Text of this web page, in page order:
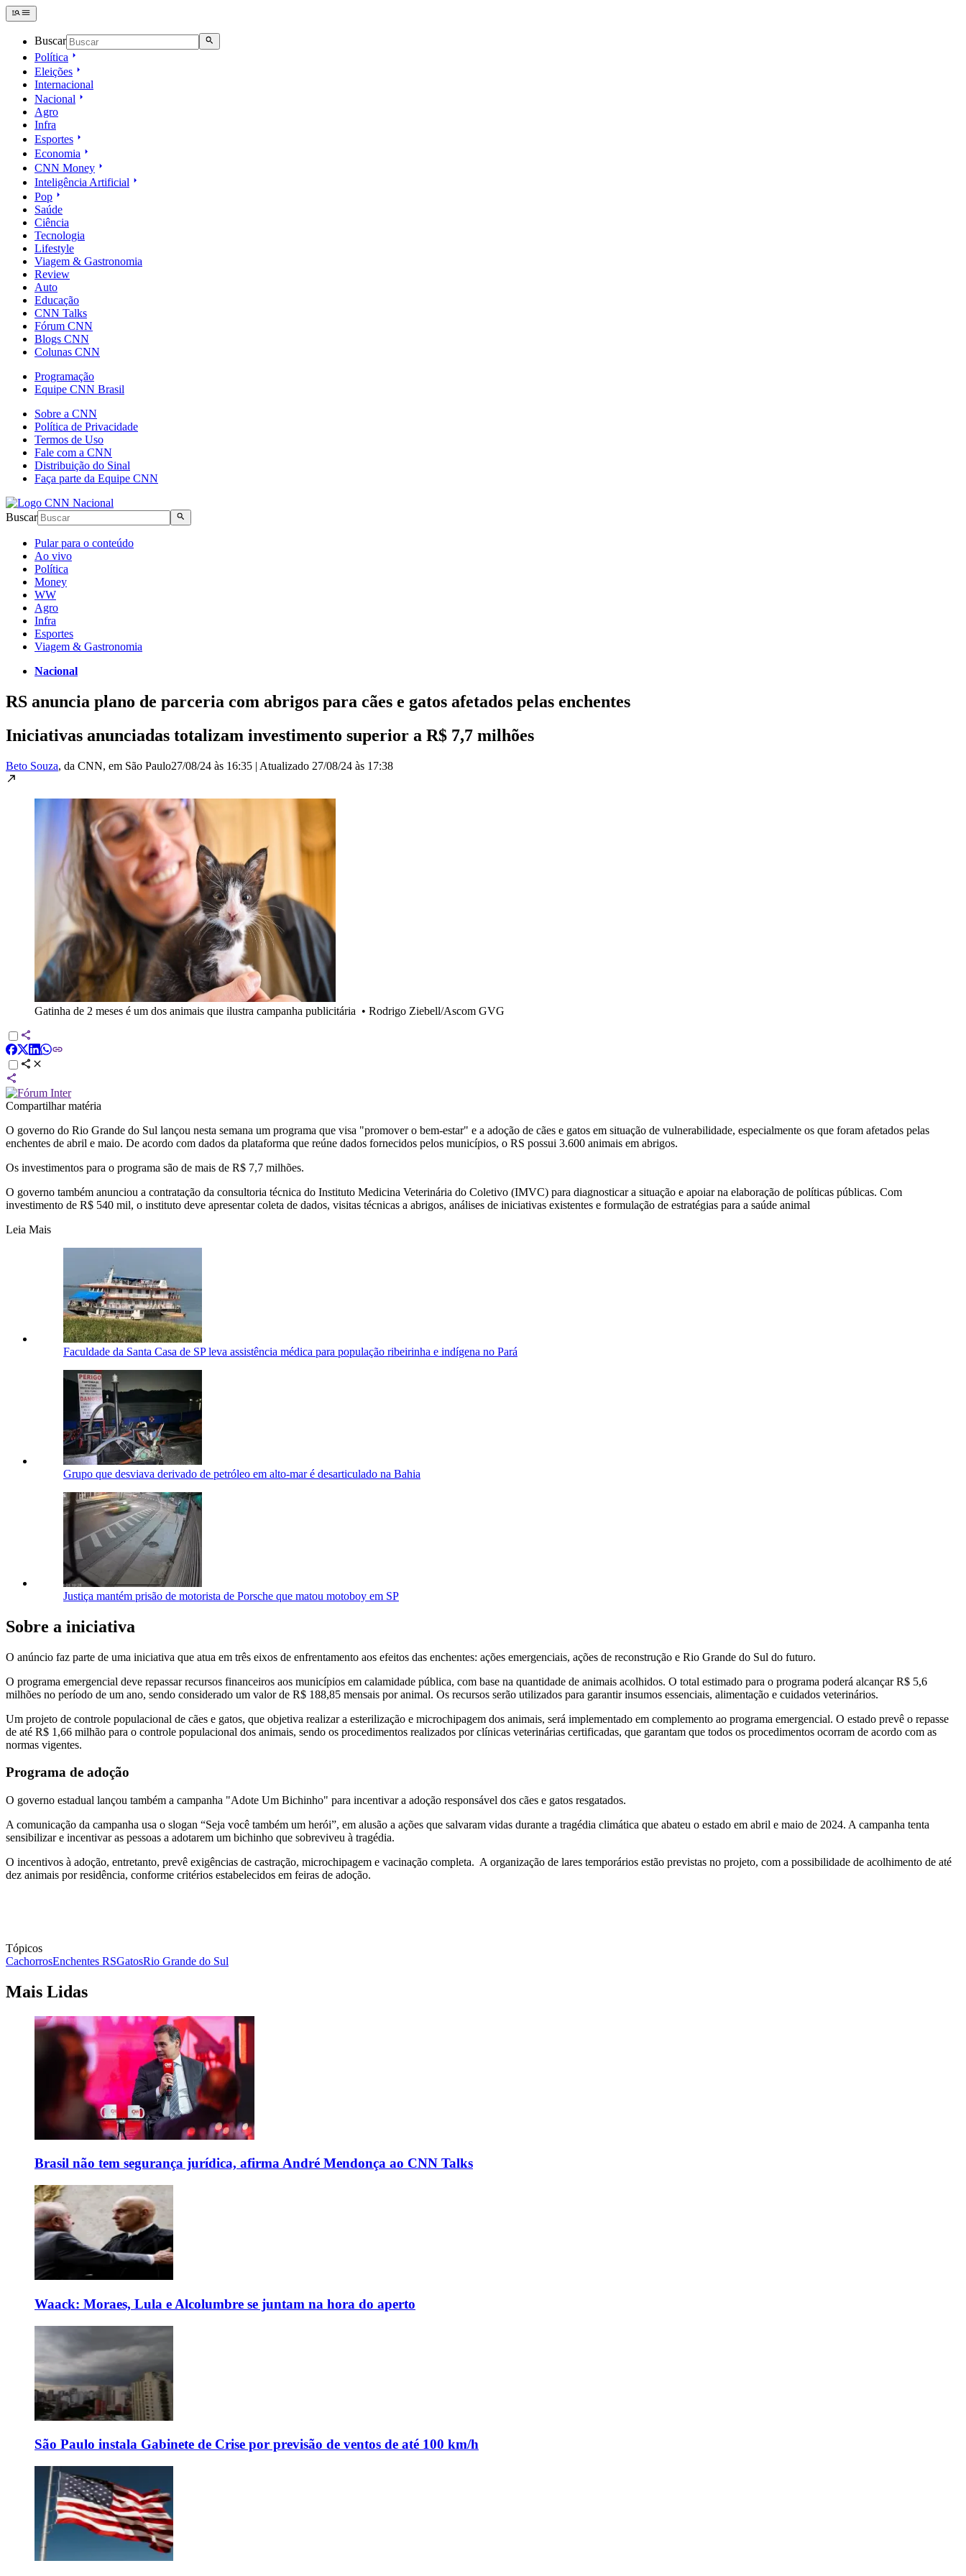
Buscar
Política
Eleições
Internacional
Nacional
Agro
Infra
Esportes
Economia
CNN Money
Inteligência Artificial
Pop
Saúde
Ciência
Tecnologia
Lifestyle
Viagem & Gastronomia
Review
Auto
Educação
CNN Talks
Fórum CNN
Blogs CNN
Colunas CNN
Programação
Equipe CNN Brasil
Sobre a CNN
Política de Privacidade
Termos de Uso
Fale com a CNN
Distribuição do Sinal
Faça parte da Equipe CNN
Buscar
Pular para o conteúdo
Ao vivo
Política
Money
WW
Agro
Infra
Esportes
Viagem & Gastronomia
Nacional
RS anuncia plano de parceria com abrigos para cães e gatos afetados pelas enchentes
Iniciativas anunciadas totalizam investimento superior a R$ 7,7 milhões
Beto Souza, da CNN, em São Paulo27/08/24 às 16:35 | Atualizado 27/08/24 às 17:38
Gatinha de 2 meses é um dos animais que ilustra campanha publicitária • Rodrigo Ziebell/Ascom GVG
Compartilhar matéria
O governo do Rio Grande do Sul lançou nesta semana um programa que visa "promover o bem-estar" e a adoção de cães e gatos em situação de vulnerabilidade, especialmente os que foram afetados pelas
enchentes de abril e maio. De acordo com dados da plataforma que reúne dados fornecidos pelos municípios, o RS possui 3.600 animais em abrigos.
Os investimentos para o programa são de mais de R$ 7,7 milhões.
O governo também anunciou a contratação da consultoria técnica do Instituto Medicina Veterinária do Coletivo (IMVC) para diagnosticar a situação e apoiar na elaboração de políticas públicas. Com
investimento de R$ 540 mil, o instituto deve apresentar coleta de dados, visitas técnicas a abrigos, análises de iniciativas existentes e formulação de estratégias para a saúde animal
Leia Mais
Faculdade da Santa Casa de SP leva assistência médica para população ribeirinha e indígena no Pará
Grupo que desviava derivado de petróleo em alto-mar é desarticulado na Bahia
Justiça mantém prisão de motorista de Porsche que matou motoboy em SP
Sobre a iniciativa
O anúncio faz parte de uma iniciativa que atua em três eixos de enfrentamento aos efeitos das enchentes: ações emergenciais, ações de reconstrução e Rio Grande do Sul do futuro.
O programa emergencial deve repassar recursos financeiros aos municípios em calamidade pública, com base na quantidade de animais acolhidos. O total estimado para o programa poderá alcançar R$ 5,6
milhões no período de um ano, sendo considerado um valor de R$ 188,85 mensais por animal. Os recursos serão utilizados para garantir insumos essenciais, alimentação e cuidados veterinários.
Um projeto de controle populacional de cães e gatos, que objetiva realizar a esterilização e microchipagem dos animais, será implementado em complemento ao programa emergencial. O estado prevê o repasse
de até R$ 1,66 milhão para o controle populacional dos animais, sendo os procedimentos realizados por clínicas veterinárias certificadas, que garantam que todos os procedimentos ocorram de acordo com as
normas vigentes.
Programa de adoção
O governo estadual lançou também a campanha "Adote Um Bichinho" para incentivar a adoção responsável dos cães e gatos resgatados.
A comunicação da campanha usa o slogan “Seja você também um herói”, em alusão a ações que salvaram vidas durante a tragédia climática que abateu o estado em abril e maio de 2024. A campanha tenta
sensibilizar e incentivar as pessoas a adotarem um bichinho que sobreviveu à tragédia.
O incentivos à adoção, entretanto, prevê exigências de castração, microchipagem e vacinação completa. A organização de lares temporários estão previstas no projeto, com a possibilidade de acolhimento de até
dez animais por residência, conforme critérios estabelecidos em feiras de adoção.
Tópicos
CachorrosEnchentes RSGatosRio Grande do Sul
Mais Lidas
Brasil não tem segurança jurídica, afirma André Mendonça ao CNN Talks
Waack: Moraes, Lula e Alcolumbre se juntam na hora do aperto
São Paulo instala Gabinete de Crise por previsão de ventos de até 100 km/h